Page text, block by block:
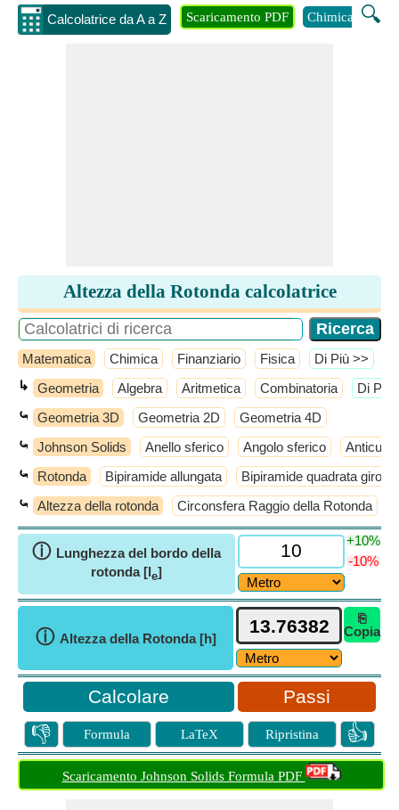
Calcolatrice da A a Z 🔍
Scaricamento PDF Chimica
Altezza della Rotonda calcolatrice
Matematica Chimica Finanziario Fisica ​Di Più >>
↳ Geometria Algebra Aritmetica Combinatoria ​Di Più
⤿ Geometria 3D Geometria 2D Geometria 4D
⤿ Johnson Solids Anello sferico Angolo sferico Anticube
⤿ Rotonda Bipiramide allungata Bipiramide quadrata
⤿ Altezza della rotonda Circonsfera Raggio della Rotonda
ⓘ Lunghezza del bordo della
rotonda [le]
+10%
-10%
ⓘ Altezza della Rotonda [h]
⎘
Copia
Passi
👎 Formula LaTeX Ripristina 👍
Scaricamento Johnson Solids Formula PDF